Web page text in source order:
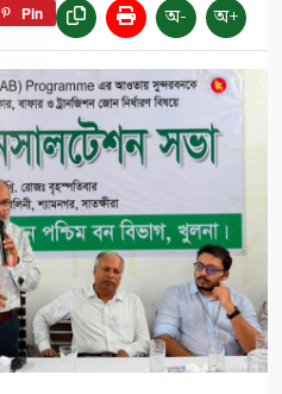
Pin অ- অ+